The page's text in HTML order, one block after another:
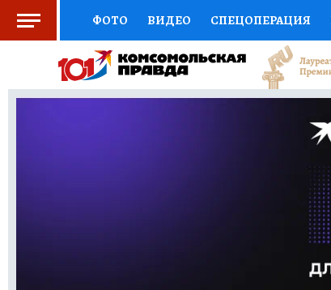
ФОТО ВИДЕО СПЕЦОПЕРАЦИЯ
СОЦПОДДЕРЖКА НАУКА СПОРТ
ВЫБОР ЭКСПЕРТОВ ДОКТОР
ПРОГНОЗЫ НА
НОВОЕ НА